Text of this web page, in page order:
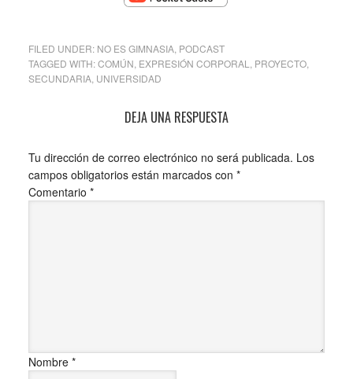
FILED UNDER: NO ES GIMNASIA, PODCAST
TAGGED WITH:COMÚN EXPRESIÓN CORPORAL PROYECTO,
SECUNDARIA, UNIVERSIDAD
DEJA UNA RESPUESTA
Tu dirección de correo electrónico no será publicada. Los
campos obligatorios están marcados con *
Comentario *
Nombre *